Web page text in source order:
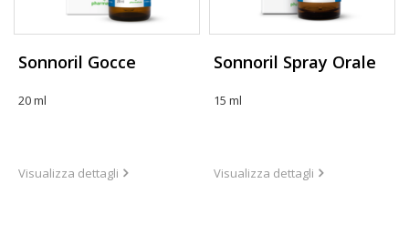
Sonnoril Gocce
20 ml
Visualizza dettagli
Sonnoril Spray Orale
15 ml
Visualizza dettagli